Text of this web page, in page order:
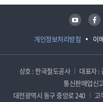
개인정보처리방침 이
유튜브 페이스북
상호 : 한국철도공사 대표자 :
통신판매업신
대전광역시 동구 중앙로 240
고